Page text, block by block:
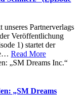
unseres Partnerverlags
Veröffentlichung
1) startet der
… Read More
„SM Dreams